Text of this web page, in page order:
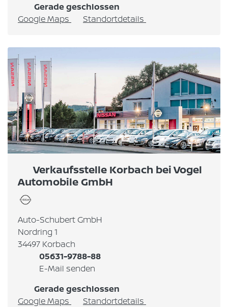
Gerade geschlossen
Google Maps
Standortdetails
Verkaufsstelle Korbach bei Vogel
Automobile GmbH
Auto-Schubert GmbH
Nordring 1
34497 Korbach
05631-9788-88
E-Mail senden
Gerade geschlossen
Google Maps
Standortdetails